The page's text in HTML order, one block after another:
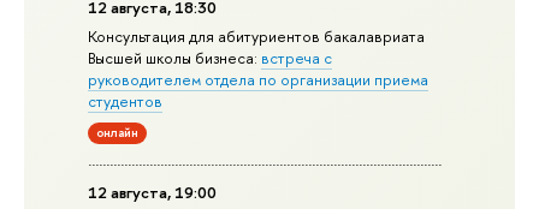
12 августа, 18:30
Консультация для абитуриентов бакалавриата
Высшей школы бизнеса: встреча с
руководителем отдела по организации приема
студентов
онлайн
12 августа, 19:00